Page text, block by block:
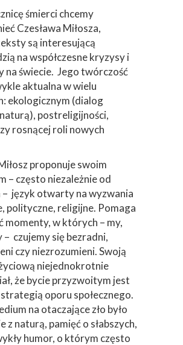
śmierci chcemy
Czesława Miłosza,
są interesującą
na współczesne kryzysy i
na świecie. Jego twórczość
aktualna w wielu
ekologicznym (dialog
postreligijności,
rosnącej roli nowych
proponuje swoim
– często niezależnie od
– język otwarty na wyzwania
polityczne, religijne. Pomaga
momenty, w których – my,
– czujemy się bezradni,
czy niezrozumieni. Swoją
niejednokrotnie
że bycie przyzwoitym jest
oporu społecznego.
na otaczające zło było
z naturą, pamięć o słabszych,
humor, o którym często